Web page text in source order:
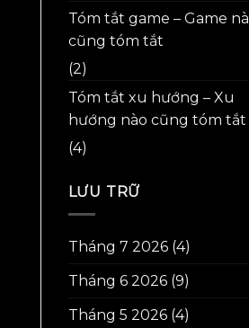
Tóm tắt game – Game
cũng tóm tắt
(2)
Tóm tắt xu hướng – Xu
hướng nào cũng tóm tắt
(4)
LƯU TRỮ
Tháng 7 2026(4)
Tháng 6 2026(9)
Tháng 5 2026(4)